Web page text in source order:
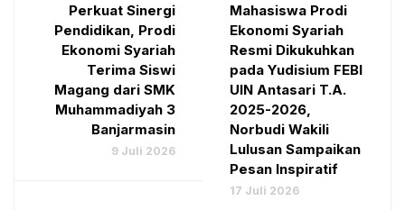
Perkuat Sinergi
Pendidikan, Prodi
Ekonomi Syariah
Terima Siswi
Magang dari SMK
Muhammadiyah 3
Banjarmasin
9 Juli 2026
Mahasiswa Prodi
Ekonomi Syariah
Resmi Dikukuhkan
pada Yudisium FEBI
UIN Antasari T.A.
2025-2026,
Norbudi Wakili
Lulusan Sampaikan
Pesan Inspiratif
17 Juli 2026